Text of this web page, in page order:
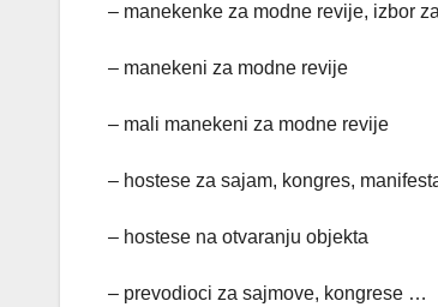
– manekenke za modne revije, izbor
– manekeni za modne revije
– mali manekeni za modne revije
– hostese za sajam, kongres,
– hostese na otvaranju objekta
– prevodioci za sajmove, kongrese …